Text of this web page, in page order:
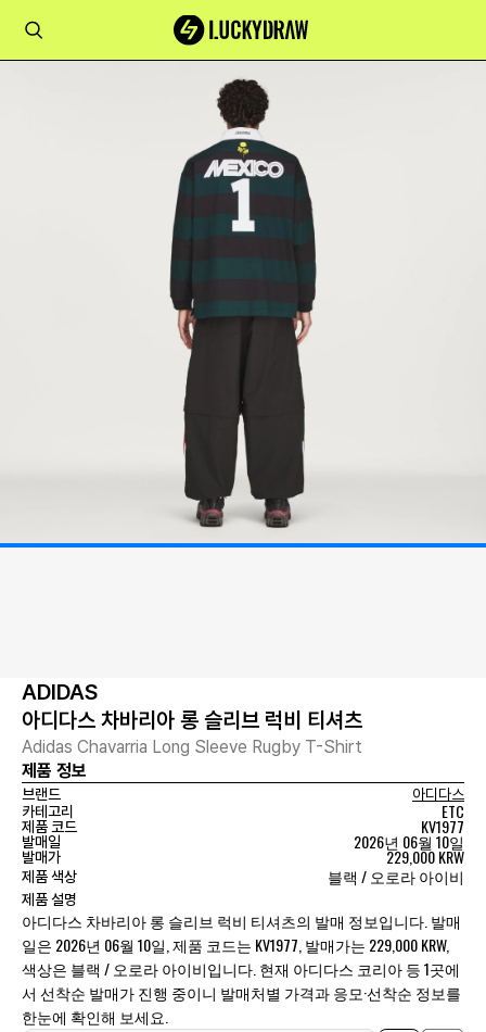
ADIDAS
아디다스 차바리아 롱 슬리브 럭비 티셔츠
Adidas Chavarria Long Sleeve Rugby T-Shirt
제품 정보
브랜드
아디다스
카테고리
ETC
제품 코드 KV1977
발매일 2026년 06월 10일
발매가 229,000 KRW
제품 색상 블랙 / 오로라 아이비
제품 설명
아디다스 차바리아 롱 슬리브 럭비 티셔츠의 발매 정보입니다. 발매
일은 2026년 06월 10일, 제품 코드는 KV1977, 발매가는 229,000 KRW,
색상은 블랙 / 오로라 아이비입니다. 현재 아디다스 코리아 등 1곳에
서 선착순 발매가 진행 중이니 발매처별 가격과 응모·선착순 정보를
한눈에 확인해 보세요.